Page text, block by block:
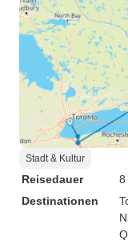
Stadt & Kultur
Reisedauer
8
Destinationen